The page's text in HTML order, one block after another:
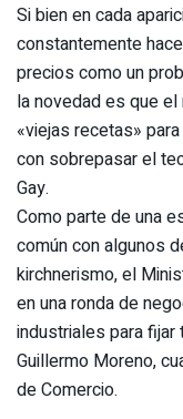
Si bien en cada
constantemente
precios como un
la novedad es que
«viejas recetas»
con sobrepasar el
Gay.
Como parte de una
común con algunos
kirchnerismo, el
en una ronda de
industriales para
Guillermo Moreno,
de Comercio.